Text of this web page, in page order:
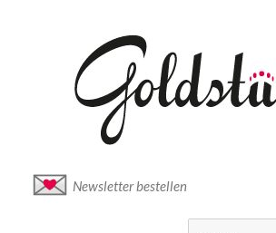
Newsletter bestellen